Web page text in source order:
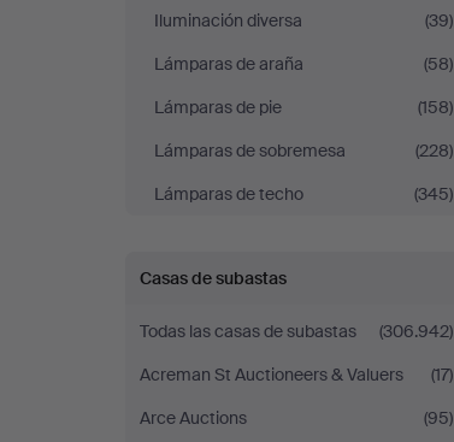
Gomér
Andersson
Jönköping
Iluminación diversa
(39)
Lámparas de araña
(58)
Lámparas de pie
(158)
Lámparas de sobremesa
(228)
Lámparas de techo
(345)
Casas de subastas
Todas las casas de subastas
(306.942)
Acreman St Auctioneers & Valuers
(17)
Arce Auctions
(95)